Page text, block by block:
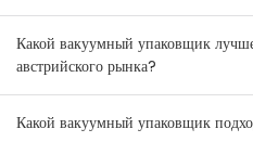
Какой вакуумный упаковщик
австрийского рынка?
Какой вакуумный упаковщик